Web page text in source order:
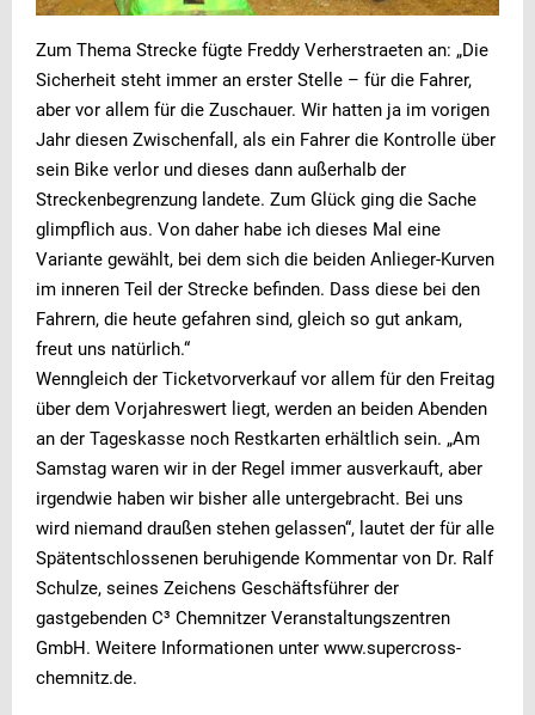
Zum Thema Strecke fügte Freddy Verherstraeten an: „Die
Sicherheit steht immer an erster Stelle – für die Fahrer,
aber vor allem für die Zuschauer. Wir hatten ja im vorigen
Jahr diesen Zwischenfall, als ein Fahrer die Kontrolle über
sein Bike verlor und dieses dann außerhalb der
Streckenbegrenzung landete. Zum Glück ging die Sache
glimpflich aus. Von daher habe ich dieses Mal eine
Variante gewählt, bei dem sich die beiden Anlieger-Kurven
im inneren Teil der Strecke befinden. Dass diese bei den
Fahrern, die heute gefahren sind, gleich so gut ankam,
freut uns natürlich.“
Wenngleich der Ticketvorverkauf vor allem für den Freitag
über dem Vorjahreswert liegt, werden an beiden Abenden
an der Tageskasse noch Restkarten erhältlich sein. „Am
Samstag waren wir in der Regel immer ausverkauft, aber
irgendwie haben wir bisher alle untergebracht. Bei uns
wird niemand draußen stehen gelassen“, lautet der für alle
Spätentschlossenen beruhigende Kommentar von Dr. Ralf
Schulze, seines Zeichens Geschäftsführer der
gastgebenden C³ Chemnitzer Veranstaltungszentren
GmbH. Weitere Informationen unter www.supercross-
chemnitz.de.